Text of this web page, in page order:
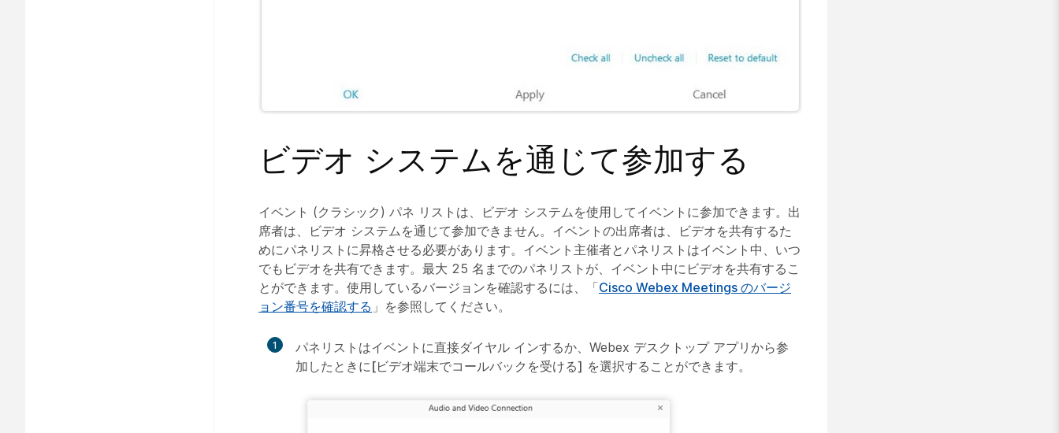
ビデオ システムを通じて参加する
イベント (クラシック) パネ リストは、ビデオ システムを使用してイベントに参加できます。出
席者は、ビデオ システムを通じて参加できません。イベントの出席者は、ビデオを共有するた
めにパネリストに昇格させる必要があります。イベント主催者とパネリストはイベント中、いつ
でもビデオを共有できます。最大 25 名までのパネリストが、イベント中にビデオを共有するこ
とができます。使用しているバージョンを確認するには、「Cisco Webex Meetings のバージ
ョン番号を確認する 」を参照してください。
1
パネリストはイベントに直接ダイヤル インするか、Webex デスクトップ アプリから参
加したときに[ビデオ端末でコールバックを受ける] を選択することができます。